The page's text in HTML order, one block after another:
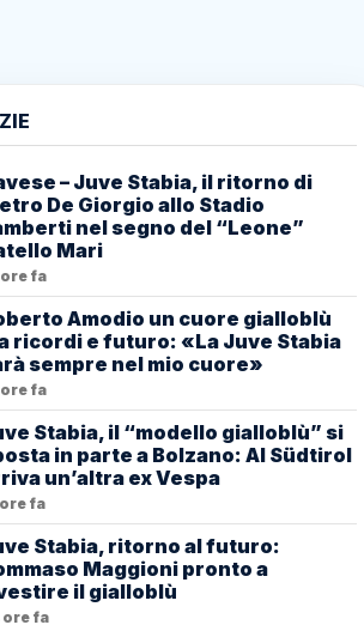
– Juve Stabia, il ritorno di
De Giorgio allo Stadio
nel segno del “Leone”
Mari
ore fa
Amodio un cuore gialloblù
ricordi e futuro: «La Juve Stabia
sempre nel mio cuore»
ore fa
Stabia, il “modello gialloblù” si
in parte a Bolzano: Al Südtirol
un’altra ex Vespa
ore fa
Stabia, ritorno al futuro:
Maggioni pronto a
il gialloblù
ore fa